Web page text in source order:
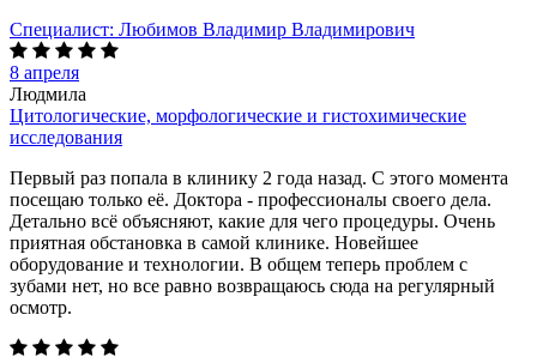
Специалист: Любимов Владимир Владимирович
8 апреля
Людмила
Цитологические, морфологические и гистохимические
исследования
Первый раз попала в клинику 2 года назад. С этого момента
посещаю только её. Доктора - профессионалы своего дела.
Детально всё объясняют, какие для чего процедуры. Очень
приятная обстановка в самой клинике. Новейшее
оборудование и технологии. В общем теперь проблем с
зубами нет, но все равно возвращаюсь сюда на регулярный
осмотр.